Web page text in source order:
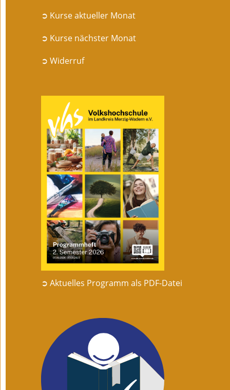
➲ Kurse aktueller Monat
➲ Kurse nächster Monat
➲ Widerruf
➲ Aktuelles Programm als PDF-Datei